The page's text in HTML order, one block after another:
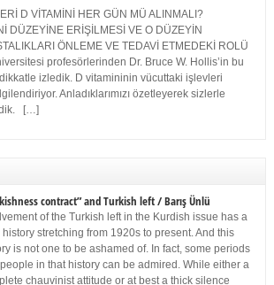
D VİTAMİNİ HER GÜN MÜ ALINMALI?
DÜZEYİNE ERİŞİLMESİ VE O DÜZEYİN
ÖNLEME VE TEDAVİ ETMEDEKİ ROLÜ
profesörlerinden Dr. Bruce W. Hollis’in bu
izledik. D vitamininin vücuttaki işlevleri
Anladıklarımızı özetleyerek sizlerle
[…]
contract” and Turkish left / Barış Ünlü
of the Turkish left in the Kurdish issue has a
history stretching from 1920s to present. And this
is not one to be ashamed of. In fact, some periods
in that history can be admired. While either a
chauvinist attitude or at best a thick silence